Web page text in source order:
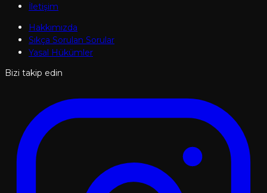
İletişim
Hakkımızda
Sıkça Sorulan Sorular
Yasal Hükümler
Bizi takip edin